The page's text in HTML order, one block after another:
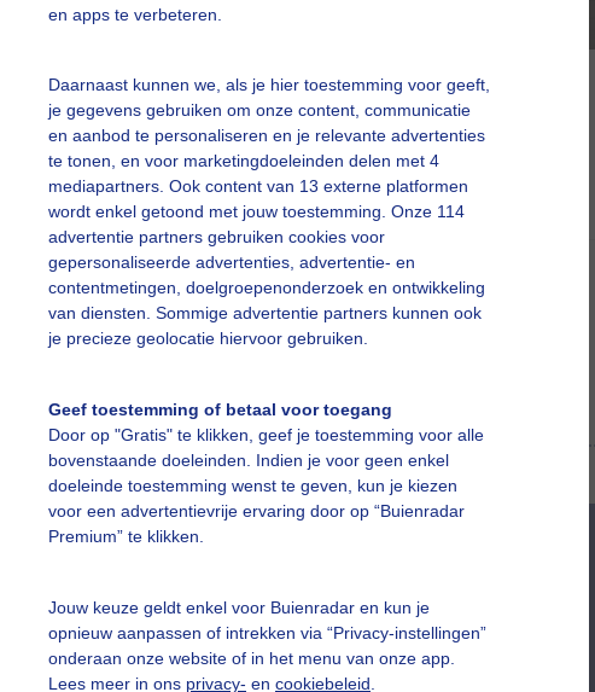
en apps te verbeteren.
Daarnaast kunnen we, als je hier toestemming voor geeft,
je gegevens gebruiken om onze content, communicatie
en aanbod te personaliseren en je relevante advertenties
te tonen, en voor marketingdoeleinden delen met 4
mediapartners. Ook content van 13 externe platformen
wordt enkel getoond met jouw toestemming. Onze 114
advertentie partners gebruiken cookies voor
gepersonaliseerde advertenties, advertentie- en
contentmetingen, doelgroepenonderzoek en ontwikkeling
van diensten. Sommige advertentie partners kunnen ook
je precieze geolocatie hiervoor gebruiken.
Geef toestemming of betaal voor toegang
Door op "Gratis" te klikken, geef je toestemming voor alle
bovenstaande doeleinden. Indien je voor geen enkel
doeleinde toestemming wenst te geven, kun je kiezen
voor een advertentievrije ervaring door op “Buienradar
Premium” te klikken.
Jouw keuze geldt enkel voor Buienradar en kun je
opnieuw aanpassen of intrekken via “Privacy-instellingen”
onderaan onze website of in het menu van onze app.
Lees meer in ons privacy- en cookiebeleid
Sandra Vos Gemaakt: 12-08-2025, 74x bekeken
Wolken Zonsondergang
slideshow
Een moment geduld aub...
vragen
De Bilt